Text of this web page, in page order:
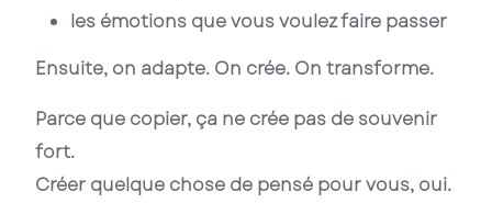
les émotions que vous voulez faire passer
Ensuite, on adapte. On crée. On transforme.
Parce que copier, ça ne crée pas de souvenir
fort.
Créer quelque chose de pensé pour vous, oui.